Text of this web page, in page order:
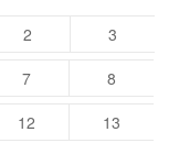
2
3
7
8
12
13